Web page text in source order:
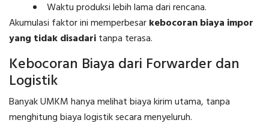
Waktu produksi lebih lama dari rencana.
Akumulasi faktor ini memperbesarkebocoran biaya impor
yang tidak disadaritanpa terasa.
Kebocoran Biaya dari Forwarder dan
Logistik
Banyak UMKM hanya melihat biaya kirim utama, tanpa
menghitung biaya logistik secara menyeluruh.